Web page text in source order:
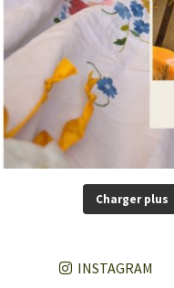
Charger plus
INSTAGRAM